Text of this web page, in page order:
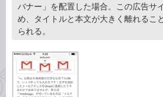
バナー」を配置した場合。この広告サ
め、タイトルと本文が大きく離れるこ
られる。